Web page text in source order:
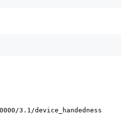
3.1/device_handedness